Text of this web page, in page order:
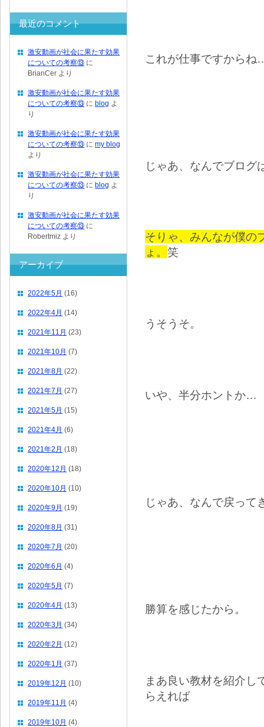
これが仕事ですから
じゃあ、なんでブログ
そりゃ、みんなが僕の
ょ。 笑
うそうそ。
いや、半分ホントか…
じゃあ、なんで戻って
勝算を感じたから。
まあ良い教材を紹介し
らえれば
最近のコメント
激安動画が社会に果たす効果
についての考察⑬ に
BrianCer より
激安動画が社会に果たす効果
についての考察⑬ に blog よ
り
激安動画が社会に果たす効果
についての考察⑬ に my blog
より
激安動画が社会に果たす効果
についての考察⑬ に blog よ
り
激安動画が社会に果たす効果
についての考察⑬ に
Robertmiz より
アーカイブ
2022年5月 (16)
2022年4月 (14)
2021年11月 (23)
2021年10月 (7)
2021年8月 (22)
2021年7月 (27)
2021年5月 (15)
2021年4月 (6)
2021年2月 (18)
2020年12月 (18)
2020年10月 (10)
2020年9月 (19)
2020年8月 (31)
2020年7月 (20)
2020年6月 (4)
2020年5月 (7)
2020年4月 (13)
2020年3月 (34)
2020年2月 (12)
2020年1月 (37)
2019年12月 (10)
2019年11月 (4)
2019年10月 (4)